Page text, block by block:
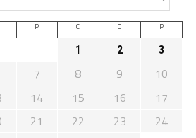
P C C P
1 2
3
7 8 9
10
14 15 16
17
21 22 23
24